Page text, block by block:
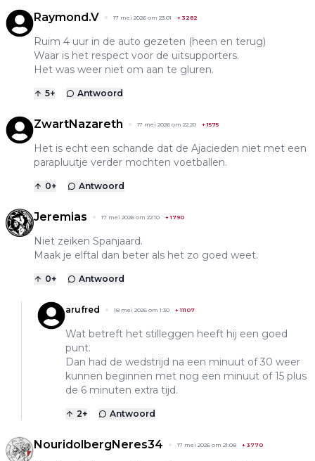
Raymond.V 17 mei 2026 om 23:01 + 3282
Ruim 4 uur in de auto gezeten (heen en terug)
Waar is het respect voor de uitsupporters.
Het was weer niet om aan te gluren.
5+ Antwoord
ZwartNazareth 17 mei 2026 om 22:20 +1575
Het is echt een schande dat de Ajacieden niet met een
parapluutje verder mochten voetballen.
0+ Antwoord
Jeremias 17 mei 2026 om 22:10 +1790
Niet zeiken Spanjaard.
Maak je elftal dan beter als het zo goed weet.
0+ Antwoord
arufred 18 mei 2026 om 1:30 +11107
Wat betreft het stilleggen heeft hij een goed
punt.
Dan had de wedstrijd na een minuut of 30 weer
kunnen beginnen met nog een minuut of 15 plus
de 6 minuten extra tijd.
2+ Antwoord
NouridolbergNeres34 17 mei 2026 om 21:08 + 3770